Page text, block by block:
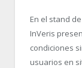
En el stand
InVeris
condiciones
usuarios en